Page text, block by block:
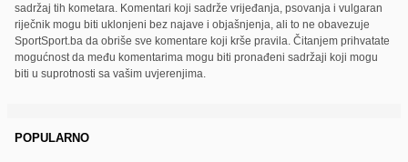
sadržaj tih kometara. Komentari koji sadrže vrijeđanja, psovanja i vulgaran
riječnik mogu biti uklonjeni bez najave i objašnjenja, ali to ne obavezuje
SportSport.ba da obriše sve komentare koji krše pravila. Čitanjem prihvatate
mogućnost da među komentarima mogu biti pronađeni sadržaji koji mogu
biti u suprotnosti sa vašim uvjerenjima.
POPULARNO